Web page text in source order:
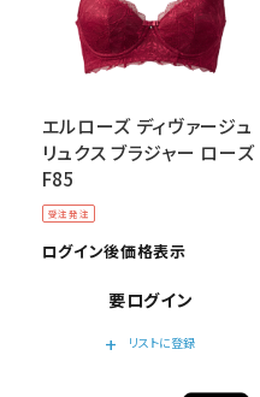
受注発注
エルローズ ディヴァージュ
リュクス ブラジャー ローズ
F85
ログイン後価格表示
要ログイン
add
リストに登録